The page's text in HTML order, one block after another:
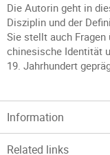
Die Autorin geht in
Disziplin und der
Sie stellt auch
chinesische Identität
19. Jahrhundert
Information
Related links